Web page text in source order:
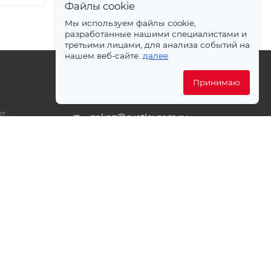
zakaz@svetlovsem.ru
Файлы cookie
Мы используем файлы cookie,
разработанные нашими специалистами и
третьими лицами, для анализа событий на
нашем веб-сайте. далее
Принимаю